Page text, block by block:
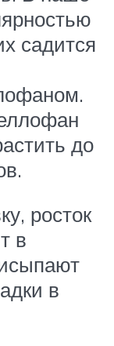
садится
до
росток
в
в